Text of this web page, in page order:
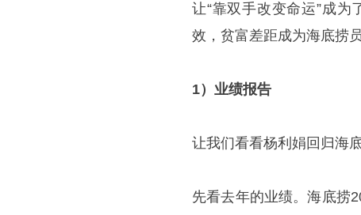
让“靠双手改变命运”成
效，贫富差距成为海底捞
1）业绩报告
让我们看看杨利娟回归海
先看去年的业绩。海底捞